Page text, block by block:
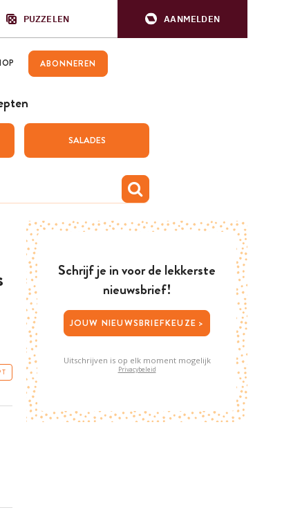
PUZZELEN AANMELDEN
ABONNEREN
SALADES
Schrijf je in voor de lekkerste
nieuwsbrief!
JOUW NIEUWSBRIEFKEUZE >
Uitschrijven is op elk moment mogelijk
Privacybeleid